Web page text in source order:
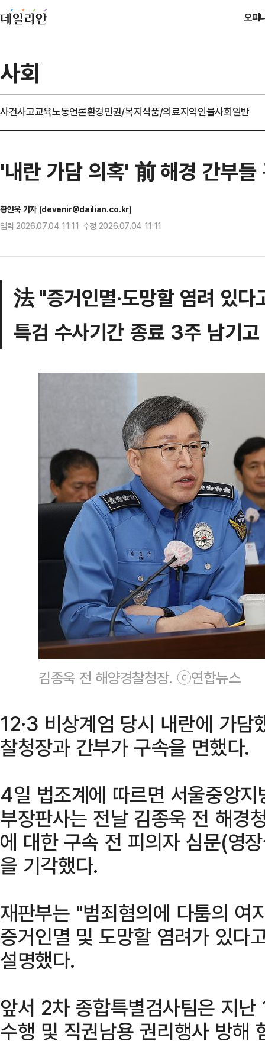
오피
사회
사건사고교육노동언론환경인권/복지식품/의료지역인물사회일반
'내란 가담 의혹' 前 해경 간부
황인욱 기자 (devenir@dailian.co.kr)
입력 2026.07.04 11:11 수정 2026.07.04 11:11
法 "증거인멸·도망할 염려 있
특검 수사기간 종료 3주 남기
김종욱 전 해양경찰청장. ⓒ연합뉴스
12·3 비상계엄 당시 내란에 가
찰청장과 간부가 구속을 면했다.
4일 법조계에 따르면 서울중앙
부장판사는 전날 김종욱 전 해경
에 대한 구속 전 피의자 심문(영
을 기각했다.
재판부는 "범죄혐의에 다툼의 여
증거인멸 및 도망할 염려가 있다
설명했다.
앞서 2차 종합특별검사팀은 지
수행 및 직권남용 권리행사 방해